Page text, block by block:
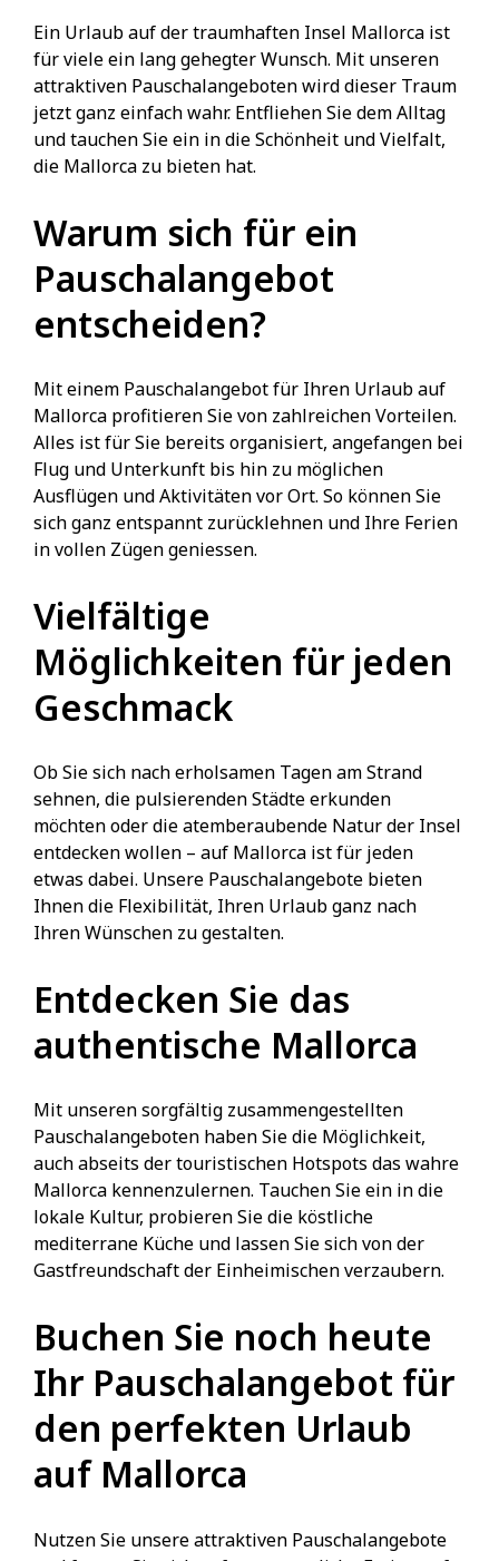
Ein Urlaub auf der traumhaften Insel Mallorca ist
für viele ein lang gehegter Wunsch. Mit unseren
attraktiven Pauschalangeboten wird dieser Traum
jetzt ganz einfach wahr. Entfliehen Sie dem Alltag
und tauchen Sie ein in die Schönheit und Vielfalt,
die Mallorca zu bieten hat.
Warum sich für ein
Pauschalangebot
entscheiden?
Mit einem Pauschalangebot für Ihren Urlaub auf
Mallorca profitieren Sie von zahlreichen Vorteilen.
Alles ist für Sie bereits organisiert, angefangen bei
Flug und Unterkunft bis hin zu möglichen
Ausflügen und Aktivitäten vor Ort. So können Sie
sich ganz entspannt zurücklehnen und Ihre Ferien
in vollen Zügen geniessen.
Vielfältige
Möglichkeiten für jeden
Geschmack
Ob Sie sich nach erholsamen Tagen am Strand
sehnen, die pulsierenden Städte erkunden
möchten oder die atemberaubende Natur der Insel
entdecken wollen – auf Mallorca ist für jeden
etwas dabei. Unsere Pauschalangebote bieten
Ihnen die Flexibilität, Ihren Urlaub ganz nach
Ihren Wünschen zu gestalten.
Entdecken Sie das
authentische Mallorca
Mit unseren sorgfältig zusammengestellten
Pauschalangeboten haben Sie die Möglichkeit,
auch abseits der touristischen Hotspots das wahre
Mallorca kennenzulernen. Tauchen Sie ein in die
lokale Kultur, probieren Sie die köstliche
mediterrane Küche und lassen Sie sich von der
Gastfreundschaft der Einheimischen verzaubern.
Buchen Sie noch heute
Ihr Pauschalangebot für
den perfekten Urlaub
auf Mallorca
Nutzen Sie unsere attraktiven Pauschalangebote